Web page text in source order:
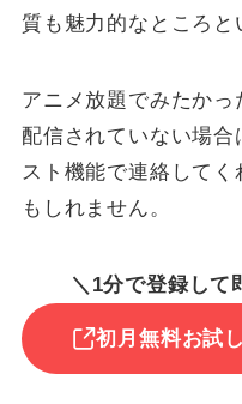
質も魅力的なところと
アニメ放題でみたか
配信されていない場
スト機能で連絡して
もしれません。
＼1分で登録して
初月無料お試